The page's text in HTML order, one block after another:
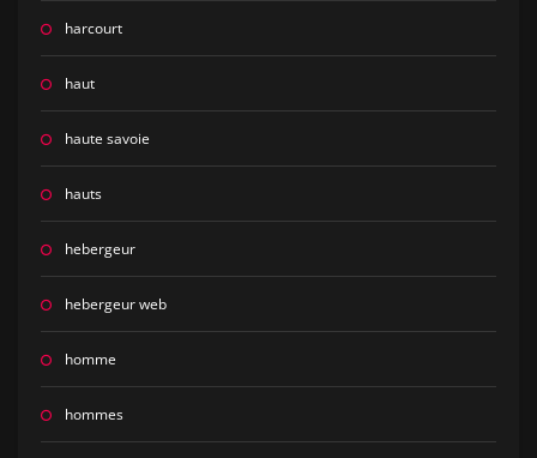
harcourt
haut
haute savoie
hauts
hebergeur
hebergeur web
homme
hommes